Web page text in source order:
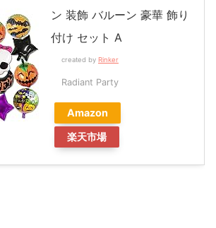
ン 装飾 バルーン 豪華 飾り
付け セット A
created by Rinker
Radiant Party
Amazon
楽天市場